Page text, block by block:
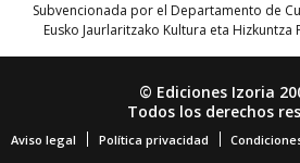
Subvencionada por el Departamento de
Eusko Jaurlaritzako Kultura eta Hizkuntza
© Ediciones Izoria
Todos los derechos
Aviso legal Política privacidad